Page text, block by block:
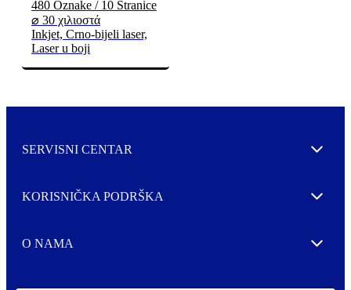
480 Oznake / 10 Stranice
⌀ 30 χιλιοστά
Inkjet, Crno-bijeli laser,
Laser u boji
SERVISNI CENTAR Expand
KORISNIČKA PODRŠKA Expand
O NAMA Expand